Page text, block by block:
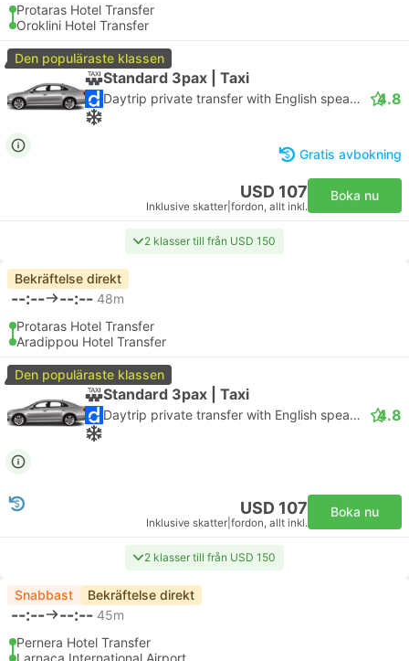
Protaras Hotel Transfer
Oroklini Hotel Transfer
Den populäraste klassen
Standard 3pax | Taxi
Daytrip private transfer with English speaking driver 4.8
Gratis avbokning
USD 107
Inklusive skatter fordon, allt inkl.
Boka nu
2 klasser till från USD 150
Bekräftelse direkt
--:-- --:-- 48m
Protaras Hotel Transfer
Aradippou Hotel Transfer
Den populäraste klassen
Standard 3pax | Taxi
Daytrip private transfer with English speaking driver 4.8
USD 107
Inklusive skatter fordon, allt inkl.
Boka nu
2 klasser till från USD 150
Snabbast Bekräftelse direkt
--:-- --:-- 45m
Pernera Hotel Transfer
Larnaca International Airport